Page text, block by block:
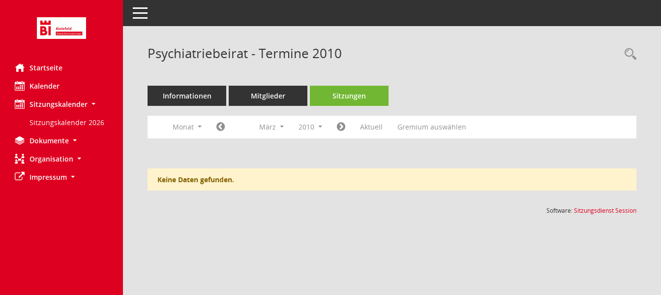
Startseite
Kalender
Sitzungskalender
Sitzungskalender 2026
Dokumente
Organisation
Impressum
Toggle navigation
Psychiatriebeirat - Termine 2010
Informationen Mitglieder Sitzungen
Monat März 2010 Aktuell Gremium auswählen
Keine Daten gefunden.
Software:SitzungsdienstSession(Wird in